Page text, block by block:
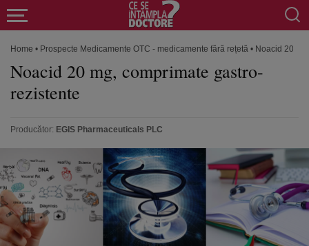
Home • Prospecte Medicamente OTC - medicamente fără rețetă • Noacid 20
Noacid 20 mg, comprimate gastro-
rezistente
Producător: EGIS Pharmaceuticals PLC